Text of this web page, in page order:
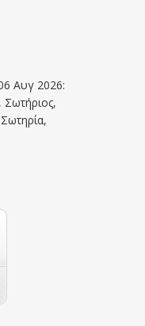
Αυγ 2026: